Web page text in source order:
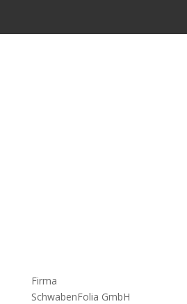
Firma
SchwabenFolia GmbH